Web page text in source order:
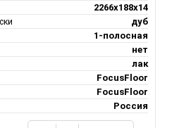
2266х188х14
дуб
1-полосная
нет
лак
FocusFloor
FocusFloor
Россия